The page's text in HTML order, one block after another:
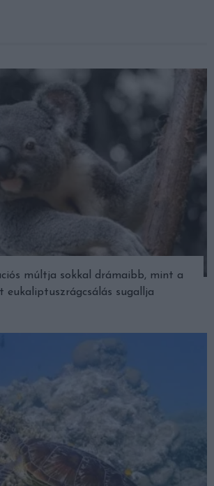
múltja sokkal drámaibb, mint a
eukaliptuszrágcsálás sugallja